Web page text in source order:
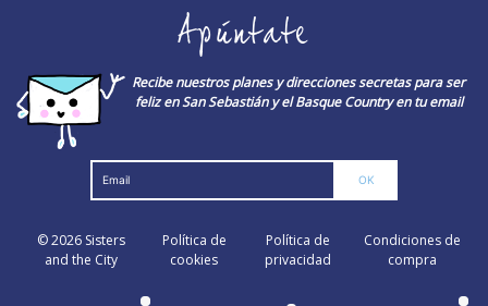
Apúntate
Recibe nuestros planes y direcciones secretas para ser
feliz en San Sebastián y el Basque Country en tu email
© 2026 Sisters
and the City
Política de
cookies
Política de
privacidad
Condiciones de
compra